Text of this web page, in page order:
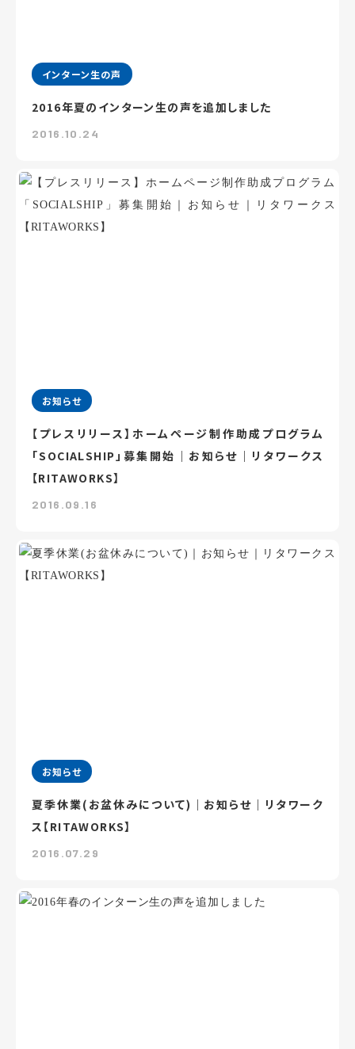
インターン生の声
2016年夏のインターン生の声を追加しました
2016.10.24
お知らせ
【プレスリリース】ホームページ制作助成プログラム
「SOCIALSHIP」募集開始｜お知らせ｜リタワークス
【RITAWORKS】
2016.09.16
お知らせ
夏季休業(お盆休みについて)｜お知らせ｜リタワーク
ス【RITAWORKS】
2016.07.29